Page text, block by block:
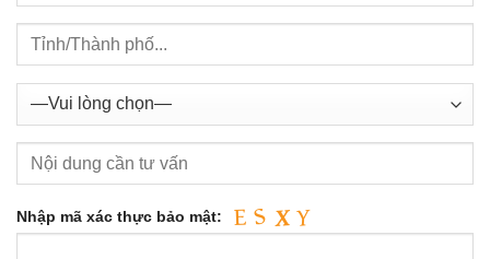
Nhập mã xác thực bảo mật: